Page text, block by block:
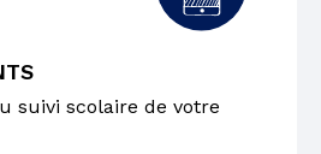
suivi scolaire de votre